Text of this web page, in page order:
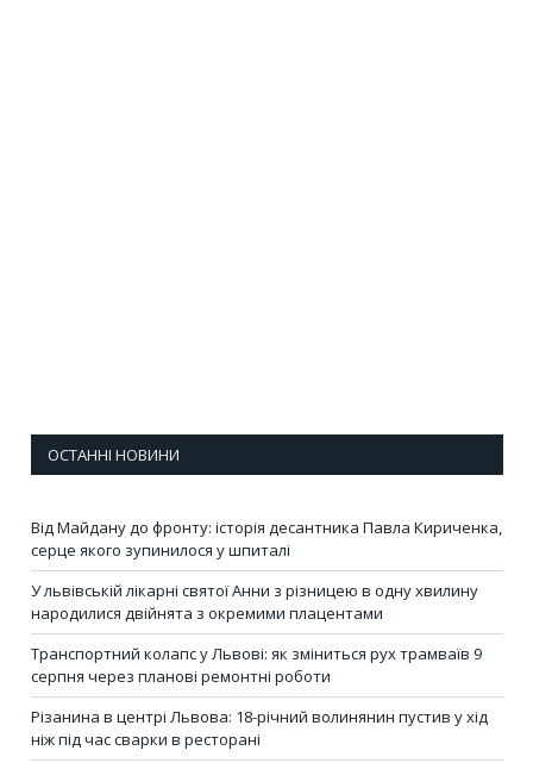
ОСТАННІ НОВИНИ
Від Майдану до фронту: історія десантника Павла Кириченка,
серце якого зупинилося у шпиталі
У львівській лікарні святої Анни з різницею в одну хвилину
народилися двійнята з окремими плацентами
Транспортний колапс у Львові: як зміниться рух трамваїв 9
серпня через планові ремонтні роботи
Різанина в центрі Львова: 18-річний волинянин пустив у хід
ніж під час сварки в ресторані